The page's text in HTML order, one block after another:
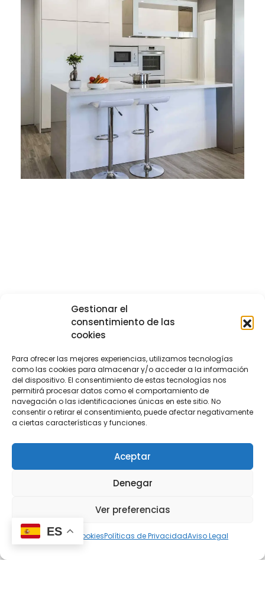
Gestionar el
consentimiento de las
cookies
Para ofrecer las mejores experiencias, utilizamos tecnologías
como las cookies para almacenar y/o acceder a la información
del dispositivo. El consentimiento de estas tecnologías nos
permitirá procesar datos como el comportamiento de
navegación o las identificaciones únicas en este sitio. No
consentir o retirar el consentimiento, puede afectar negativamente
a ciertas características y funciones.
Aceptar
Denegar
Ver preferencias
Política de cookiesPolíticas de PrivacidadAviso Legal
ES